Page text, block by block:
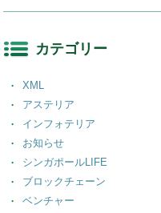
カテゴリー
XML
アステリア
インフォテリア
お知らせ
シンガポールLIFE
ブロックチェーン
ベンチャー